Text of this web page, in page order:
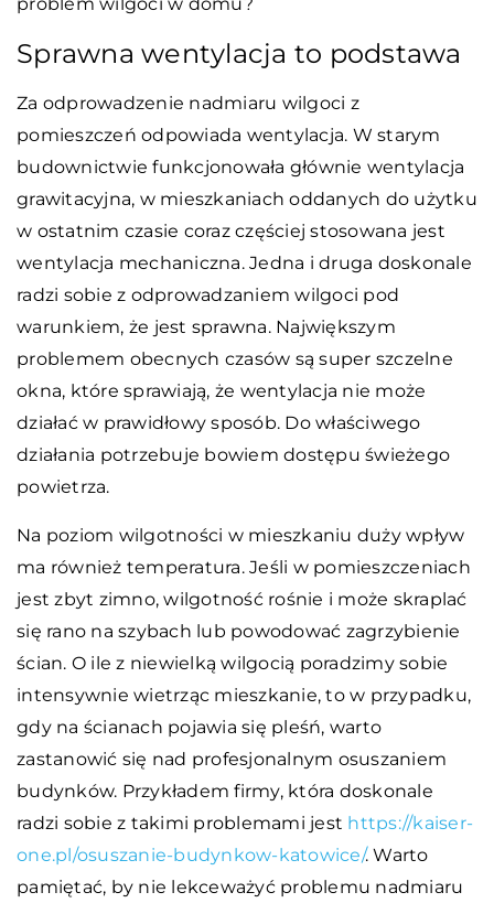
Sprawna wentylacja to podstawa
Za odprowadzenie nadmiaru wilgoci z
pomieszczeń odpowiada wentylacja. W starym
budownictwie funkcjonowała głównie wentylacja
grawitacyjna, w mieszkaniach oddanych do użytku
w ostatnim czasie coraz częściej stosowana jest
wentylacja mechaniczna. Jedna i druga doskonale
radzi sobie z odprowadzaniem wilgoci pod
warunkiem, że jest sprawna. Największym
problemem obecnych czasów są super szczelne
okna, które sprawiają, że wentylacja nie może
działać w prawidłowy sposób. Do właściwego
działania potrzebuje bowiem dostępu świeżego
powietrza.
Na poziom wilgotności w mieszkaniu duży wpływ
ma również temperatura. Jeśli w pomieszczeniach
jest zbyt zimno, wilgotność rośnie i może skraplać
się rano na szybach lub powodować zagrzybienie
ścian. O ile z niewielką wilgocią poradzimy sobie
intensywnie wietrząc mieszkanie, to w przypadku,
gdy na ścianach pojawia się pleśń, warto
zastanowić się nad profesjonalnym osuszaniem
budynków. Przykładem firmy, która doskonale
radzi sobie z takimi problemami jest https://kaiser-
one.pl/osuszanie-budynkow-katowice/. Warto
pamiętać, by nie lekceważyć problemu nadmiaru